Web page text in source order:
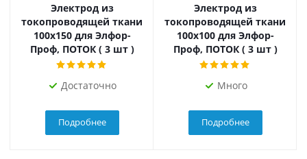
Электрод из
токопроводящей ткани
100x150 для Элфор-
Проф, ПОТОК ( 3 шт )
Достаточно
Подробнее
Электрод из
токопроводящей ткани
100x100 для Элфор-
Проф, ПОТОК ( 3 шт )
Много
Подробнее